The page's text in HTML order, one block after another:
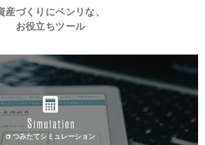
産づくりにベンリな、
お役立ちツール
つみたてシミュレーション